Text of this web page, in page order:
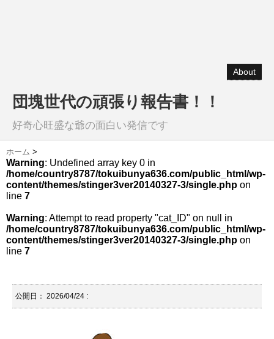
About
団塊世代の頑張り報告書！！
好奇心旺盛な爺の面白い発信です
ホーム >
Warning: Undefined array key 0 in
/home/country8787/tokuibunya636.com/public_html/wp-
content/themes/stinger3ver20140327-3/single.php on
line 7
Warning: Attempt to read property "cat_ID" on null in
/home/country8787/tokuibunya636.com/public_html/wp-
content/themes/stinger3ver20140327-3/single.php on
line 7
公開日： 2026/04/24 :